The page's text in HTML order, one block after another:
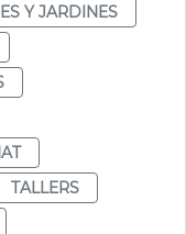
Y JARDINES
TALLERS